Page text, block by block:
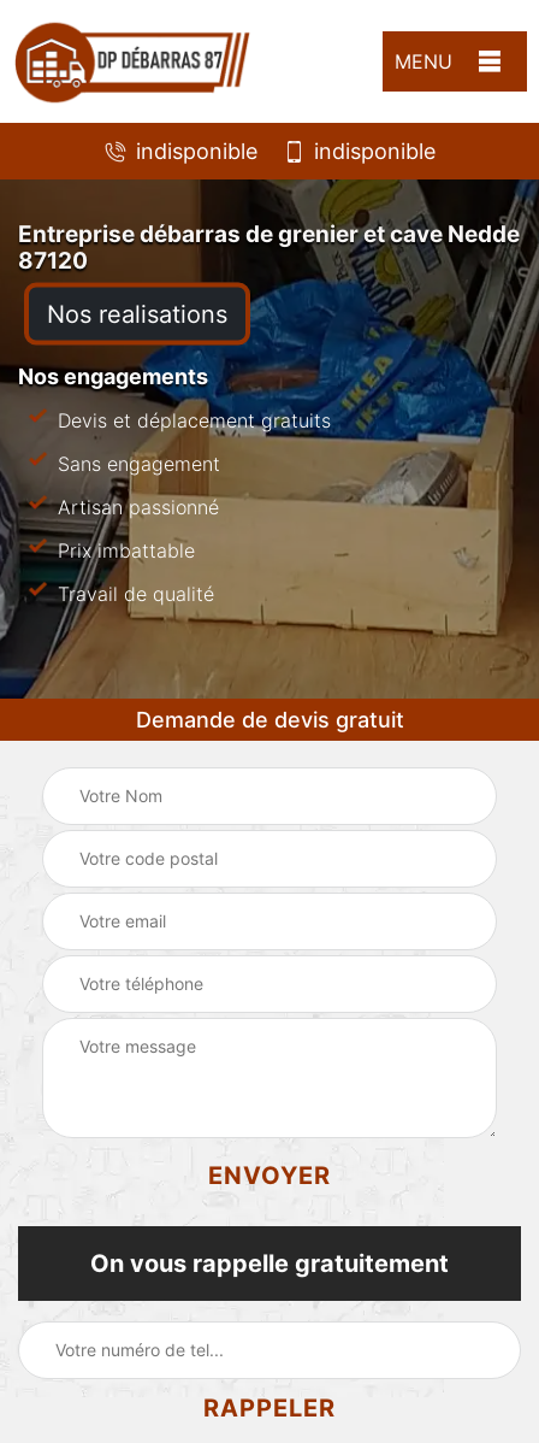
MENU
indisponible indisponible
Entreprise débarras de grenier et cave Nedde
87120
Nos realisations
Nos engagements
Devis et déplacement gratuits
Sans engagement
Artisan passionné
Prix imbattable
Travail de qualité
Demande de devis gratuit
On vous rappelle gratuitement